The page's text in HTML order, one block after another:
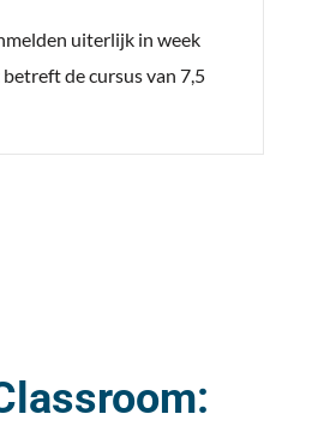
uiterlijk in week
de cursus van 7,5